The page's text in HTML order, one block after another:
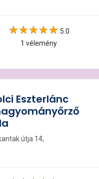
5.0
1 vélemény
Eszterlánc
útja 14,